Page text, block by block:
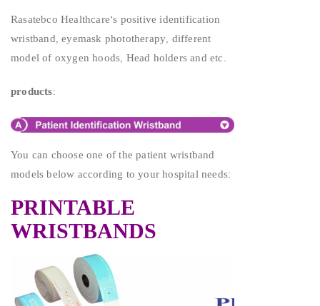
Rasatebco Healthcare’s positive identification
wristband, eyemask phototherapy, different
model of oxygen hoods, Head holders and etc.
products:
You can choose one of the patient wristband
models below according to your hospital needs:
PRINTABLE
WRISTBANDS